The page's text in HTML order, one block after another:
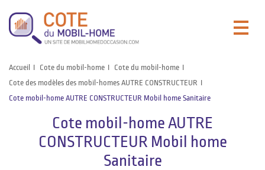
Accueil Cote du mobil-home
Cote du mobil-home
Cote des modèles des mobil-homes AUTRE CONSTRUCTEUR
Cote mobil-home AUTRE CONSTRUCTEUR Mobil home Sanitaire
Cote mobil-home AUTRE
CONSTRUCTEUR Mobil home
Sanitaire